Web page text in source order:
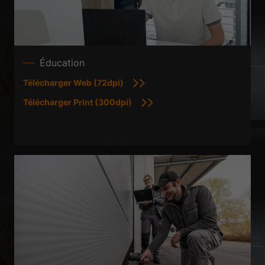
Éducation
Télécharger Web (72dpi)
Télécharger Print (300dpi)
de médias externes sont acceptés, l'accès à ces contenus ne nécessite
plus un consentement manuel.
Afficher les informations du cookie